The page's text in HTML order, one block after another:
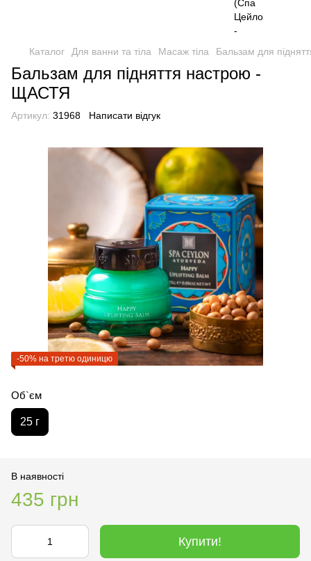
Каталог Для ванни та тіла Масаж тіла Бальзам для
Бальзам для підняття настрою -
ЩАСТЯ
Артикул: 31968 Написати відгук
-50% на третю одиницю
Об`єм
25 г
В наявності
435 грн
Купити!